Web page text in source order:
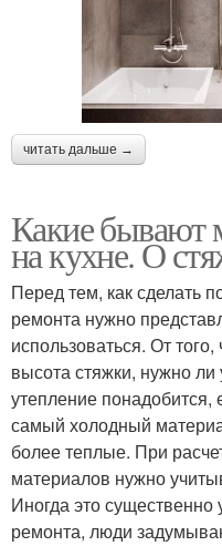
читать дальше →
Какие бывают
на кухне. О
Перед тем, как сделать
ремонта нужно
использоваться. От
высота стяжки, нужно
утепление понадобится,
самый холодный
более теплые. При
материалов нужно
Иногда это существенно
ремонта, люди